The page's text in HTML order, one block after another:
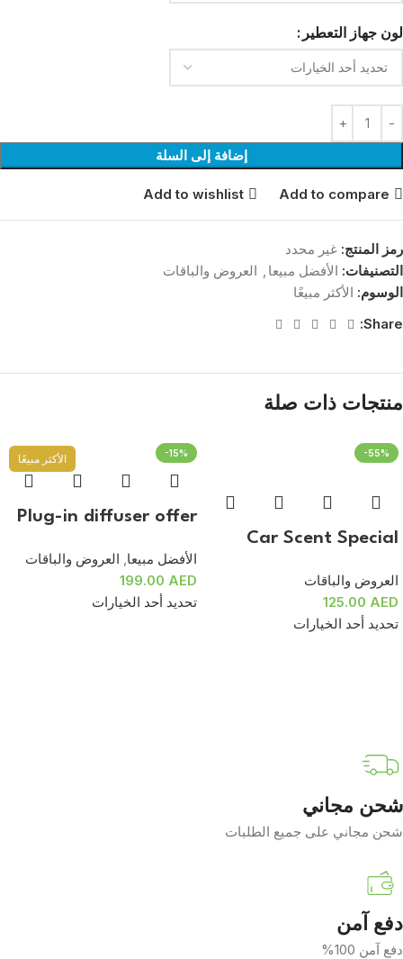
لون جهاز التعطير
إضافة إلى السلة
Add to compare
Add to wishlist
رمز المنتج: غير محدد
التصنيفات: الأفضل مبيعا
العروض والباقات
الوسوم: الأكثر مبيعًا
Share:
منتجات ذات صلة
-55%
Car Scent Special
العروض والباقات
125.00 AED
تحديد أحد الخيارات
-15% الأكثر مبيعًا
Plug-in diffuser offer
الأفضل مبيعا العروض والباقات
199.00 AED
تحديد أحد الخيارات
شحن مجاني
شحن مجاني على جميع الطلبات
دفع آمن
دفع آمن 100%